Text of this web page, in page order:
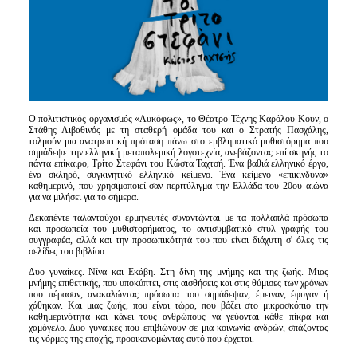
Ο πολιτιστικός οργανισμός «Λυκόφως», το Θέατρο Τέχνης Καρόλου Κουν, ο
Στάθης Λιβαθινός με τη σταθερή ομάδα του και ο Στρατής Πασχάλης,
τολμούν μια ανατρεπτική πρόταση πάνω στο εμβληματικό μυθιστόρημα που
σημάδεψε την ελληνική μεταπολεμική λογοτεχνία, ανεβάζοντας επί σκηνής το
πάντα επίκαιρο, Τρίτο Στεφάνι του Κώστα Ταχτσή. Ένα βαθιά ελληνικό έργο,
ένα σκληρό, συγκινητικό ελληνικό κείμενο. Ένα κείμενο «επικίνδυνα»
καθημερινό, που χρησιμοποιεί σαν περιτύλιγμα την Ελλάδα του 20ου αιώνα
για να μιλήσει για το σήμερα.
Δεκαπέντε ταλαντούχοι ερμηνευτές συναντώνται με τα πολλαπλά πρόσωπα
και προσωπεία του μυθιστορήματος, το αντισυμβατικό στυλ γραφής του
συγγραφέα, αλλά και την προσωπικότητά του που είναι διάχυτη σ' όλες τις
σελίδες του βιβλίου.
Δυο γυναίκες. Νίνα και Εκάβη. Στη δίνη της μνήμης και της ζωής. Μιας
μνήμης επιθετικής, που υποκύπτει, στις αισθήσεις και στις θύμισες των χρόνων
που πέρασαν, ανακαλώντας πρόσωπα που σημάδεψαν, έμειναν, έφυγαν ή
χάθηκαν. Και μιας ζωής, που είναι τώρα, που βάζει στο μικροσκόπιο την
καθημερινότητα και κάνει τους ανθρώπους να γεύονται κάθε πίκρα και
χαμόγελο. Δυο γυναίκες που επιβιώνουν σε μια κοινωνία ανδρών, σπάζοντας
τις νόρμες της εποχής, προοικονομώντας αυτό που έρχεται.